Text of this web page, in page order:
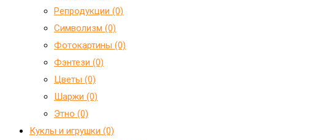
Репродукции (0)
Символизм (0)
Фотокартины (0)
Фэнтези (0)
Цветы (0)
Шаржи (0)
Этно (0)
Куклы и игрушки (0)